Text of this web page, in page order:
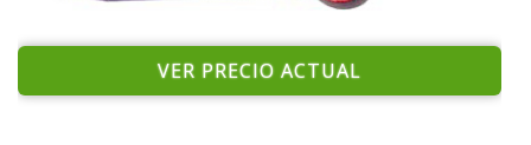
VER PRECIO ACTUAL